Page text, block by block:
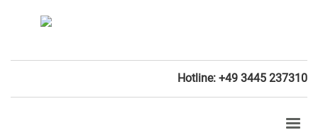
Hotline: +49 3445 237310